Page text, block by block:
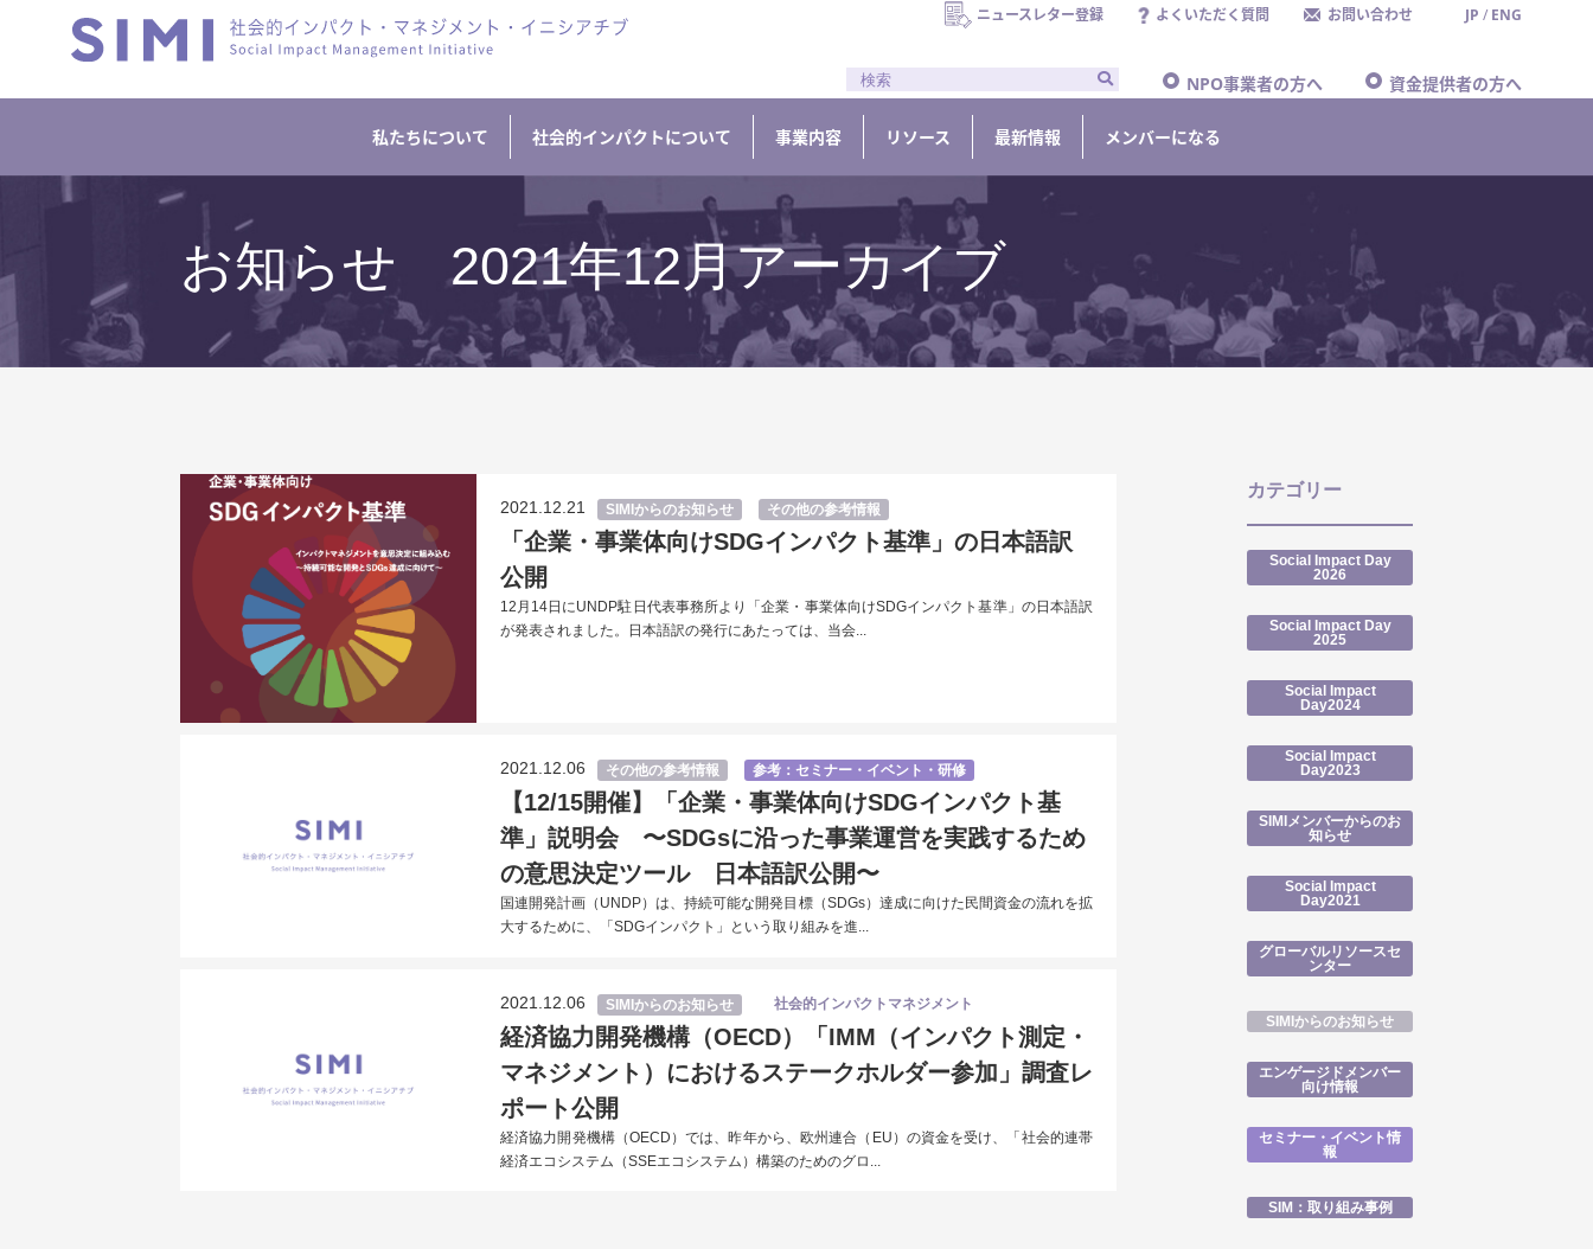
ニュースレター登録 よくいただく質問 お問い合わせ JP / ENG
NPO事業者の方へ 資金提供者の方へ
私たちについて 社会的インパクトについて 事業内容 リソース 最新情報 メンバーになる
お知らせ 2021年12月アーカイブ
2021.12.21 SIMIからのお知らせ その他の参考情報
「企業・事業体向けSDGインパクト基準」の日本語訳
公開
12月14日にUNDP駐日代表事務所より「企業・事業体向けSDGインパクト基準」の日本語訳
が発表されました。日本語訳の発行にあたっては、当会...
2021.12.06 その他の参考情報 参考：セミナー・イベント・研修
【12/15開催】「企業・事業体向けSDGインパクト基
準」説明会 〜SDGsに沿った事業運営を実践するため
の意思決定ツール 日本語訳公開〜
国連開発計画（UNDP）は、持続可能な開発目標（SDGs）達成に向けた民間資金の流れを拡
大するために、「SDGインパクト」という取り組みを進...
2021.12.06 SIMIからのお知らせ 社会的インパクトマネジメント
経済協力開発機構（OECD）「IMM（インパクト測定・
マネジメント）におけるステークホルダー参加」調査レ
ポート公開
経済協力開発機構（OECD）では、昨年から、欧州連合（EU）の資金を受け、「社会的連帯
経済エコシステム（SSEエコシステム）構築のためのグロ...
カテゴリー
Social Impact Day
2026
Social Impact Day
2025
Social Impact
Day2024
Social Impact
Day2023
SIMIメンバーからのお
知らせ
Social Impact
Day2021
グローバルリソースセ
ンター
SIMIからのお知らせ
エンゲージドメンバー
向け情報
セミナー・イベント情
報
SIM：取り組み事例